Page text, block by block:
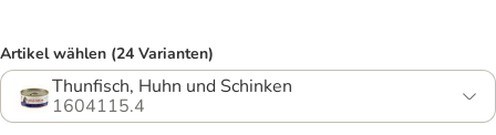
Artikel wählen (24 Varianten)
Thunfisch, Huhn und Schinken
1604115.4